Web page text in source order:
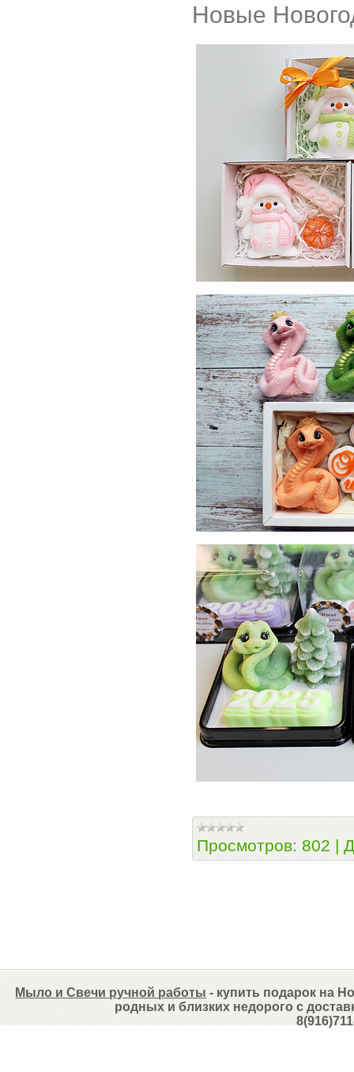
Новые
Просмотров: 802 |
Мыло и Свечи ручной работы - купить подарок на
родных и близких недорого с